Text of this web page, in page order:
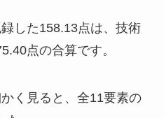
した158.13点は、技術
点の合算です。
く見ると、全11要素の